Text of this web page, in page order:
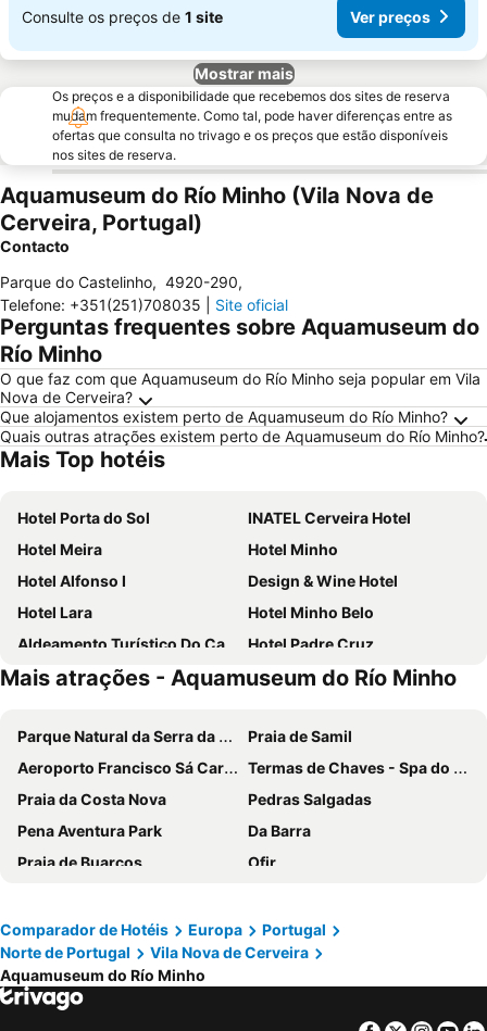
Consulte os preços de 1 site Ver preços
Mostrar mais
Os preços e a disponibilidade que recebemos dos sites de reserva
mudam frequentemente. Como tal, pode haver diferenças entre as
ofertas que consulta no trivago e os preços que estão disponíveis
nos sites de reserva.
Aquamuseum do Río Minho (Vila Nova de
Cerveira, Portugal)
Contacto
Parque do Castelinho, 4920-290,
Telefone: +351(251)708035 Site oficial
Perguntas frequentes sobre Aquamuseum do
Río Minho
O que faz com que Aquamuseum do Río Minho seja popular em Vila
Nova de Cerveira?
Que alojamentos existem perto de Aquamuseum do Río Minho?
Quais outras atrações existem perto de Aquamuseum do Río Minho?
Mais Top hotéis
Hotel Porta do Sol
INATEL Cerveira Hotel
Hotel Meira
Hotel Minho
Hotel Alfonso I
Design & Wine Hotel
Hotel Lara
Hotel Minho Belo
Aldeamento Turístico Do Camarido
Hotel Padre Cruz
Cruceiro do Monte
Hotel Costa Verde
Boega Hotel
Quintinha D`Arga
Pensão Repouso do Peregrino
Abrigo do Portinho
Hotel Val Flores
Nueva Colina
Glasgow
Rinoterra Minho
Colón Tuy
Alma Candida
Hotel Restaurante Glasgow
Convento San Payo
Malaposta
Cerquido by NHôme
Hotel Apartamento Marouco
Alda Santa Trega
Hotel Entrerobles
Mais atrações - Aquamuseum do Río Minho
Parque Natural da Serra da Estrela
Praia de Samil
Aeroporto Francisco Sá Carneiro
Termas de Chaves - Spa do Imperador
Praia da Costa Nova
Pedras Salgadas
Pena Aventura Park
Da Barra
Praia de Buarcos
Ofir
Praia de Quiaios
Porto Campanhã
Termas de São Pedro do Sul
Estádio do Dragão
Praia da Torreira
Boavista
Comparador de Hotéis Europa
Portugal
Norte de Portugal
Vila Nova de Cerveira
Aquamuseum do Río Minho